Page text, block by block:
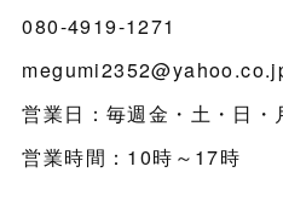
080-4919-1271
営業日：毎週金・土・日・
営業時間：10時～17時